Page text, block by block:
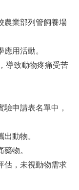
農業部列管飼養場
用活動。
導致動物疼痛受苦
申請表名單中，
動物。
物。
估，未視動物需求